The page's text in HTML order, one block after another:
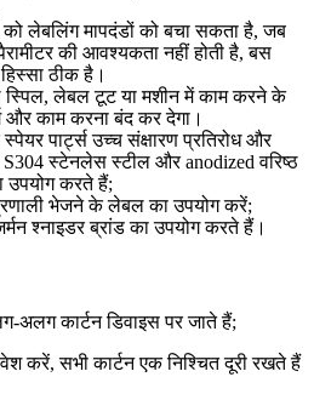
लेबलिंग मापदंडों को बचा सकता है, जब
पैरामीटर की आवश्यकता नहीं होती है, बस
ठीक है।
स्पिल, लेबल टूट या मशीन में काम करने के
और काम करना बंद कर देगा।
पार्ट्स उच्च संक्षारण प्रतिरोध और
स्टेनलेस स्टील और anodized वरिष्ठ
उपयोग करते हैं;
भेजने के लेबल का उपयोग करें;
श्नाइडर ब्रांड का उपयोग करते हैं।
अलग कार्टन डिवाइस पर जाते हैं;
करें, सभी कार्टन एक निश्चित दूरी रखते हैं